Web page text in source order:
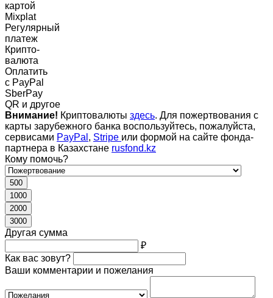
картой
Mixplat
Регулярный
платеж
Крипто-
валюта
Оплатить
c PayPal
SberPay
QR и другое
Внимание! Криптовалюты здесь. Для пожертвования с
карты зарубежного банка воспользуйтесь, пожалуйста,
сервисами PayPal , Stripe или формой на сайте фонда-
партнера в Казахстане rusfond.kz
Кому помочь?
500
1000
2000
3000
Другая сумма
₽
Как вас зовут?
Ваши комментарии и пожелания